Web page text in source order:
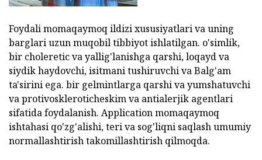
Foydali momaqaymoq ildizi xususiyatlari va uning
barglari uzun muqobil tibbiyot ishlatilgan. o'simlik,
bir choleretic va yallig'lanishga qarshi, loqayd va
siydik haydovchi, isitmani tushiruvchi va Balg'am
ta'sirini ega. bir gelmintlarga qarshi va yumshatuvchi
va protivoskleroticheskim va antialerjik agentlari
sifatida foydalanish. Application momaqaymoq
ishtahasi qo'zg'alishi, teri va sog'liqni saqlash umumiy
normallashtirish takomillashtirish qilmoqda.